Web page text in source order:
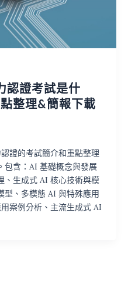
認證考試是什
整理&簡報下載
證的考試簡介和重點整理
包含：AI 基礎概念與發展
、生成式 AI 核心技術與模
型、多模態 AI 與特殊應用
案例分析、主流生成式 AI